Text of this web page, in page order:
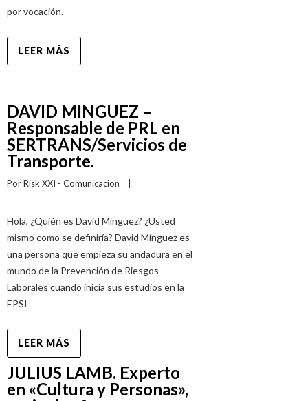
por vocación.
LEER MÁS
DAVID MINGUEZ –
Responsable de PRL en
SERTRANS/Servicios de
Transporte.
Por Risk XXI - Comunicacion
Hola, ¿Quién es David Mínguez? ¿Usted
mismo como se definiría? David Mínguez es
una persona que empieza su andadura en el
mundo de la Prevención de Riesgos
Laborales cuando inicia sus estudios en la
EPSI
LEER MÁS
JULIUS LAMB. Experto
en «Cultura y Personas»,